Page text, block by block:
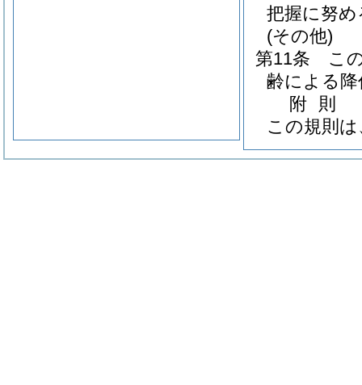
把握に努
(その他)
第11条
こ
齢による
附 則
この規則